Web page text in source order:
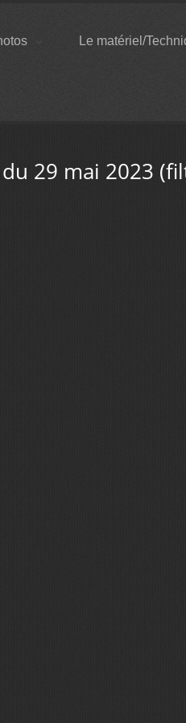
Le matériel/
29 mai 2023